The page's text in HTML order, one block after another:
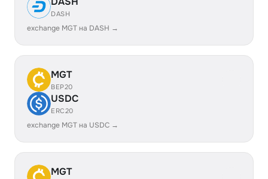
DASH
exchange MGT на DASH →
MGT
BEP20
USDC
ERC20
exchange MGT на USDC →
MGT